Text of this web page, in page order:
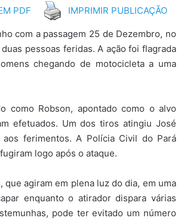
PDF IMPRIMIR PUBLICAÇÃO
com a passagem 25 de Dezembro, no
pessoas feridas. A ação foi flagrada
chegando de motocicleta a uma
como Robson, apontado como o alvo
efetuados. Um dos tiros atingiu José
ferimentos. A Polícia Civil do Pará
logo após o ataque.
agiram em plena luz do dia, em uma
enquanto o atirador dispara várias
pode ter evitado um número